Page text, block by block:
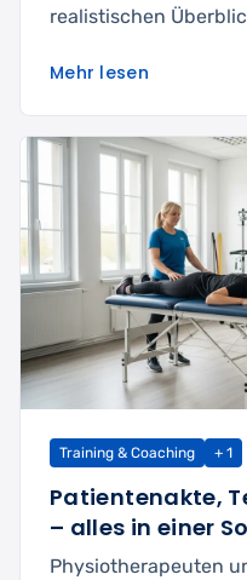
realistischen
Mehr lesen
Training & Coaching + 1
Patientenakte,
– alles in einer
Physiotherapeuten